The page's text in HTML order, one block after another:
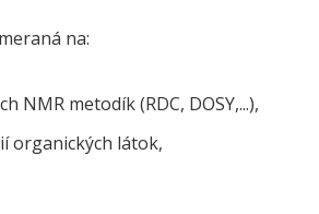
na:
NMR metodík (RDC, DOSY,...),
organických látok,